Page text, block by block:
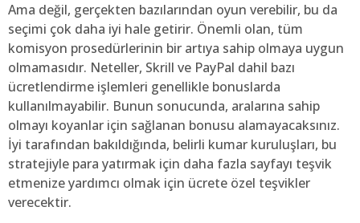
Ama değil, gerçekten bazılarından oyun verebilir, bu da
seçimi çok daha iyi hale getirir. Önemli olan, tüm
komisyon prosedürlerinin bir artıya sahip olmaya uygun
olmamasıdır. Neteller, Skrill ve PayPal dahil bazı
ücretlendirme işlemleri genellikle bonuslarda
kullanılmayabilir. Bunun sonucunda, aralarına sahip
olmayı koyanlar için sağlanan bonusu alamayacaksınız.
İyi tarafından bakıldığında, belirli kumar kuruluşları, bu
stratejiyle para yatırmak için daha fazla sayfayı teşvik
etmenize yardımcı olmak için ücrete özel teşvikler
verecektir.